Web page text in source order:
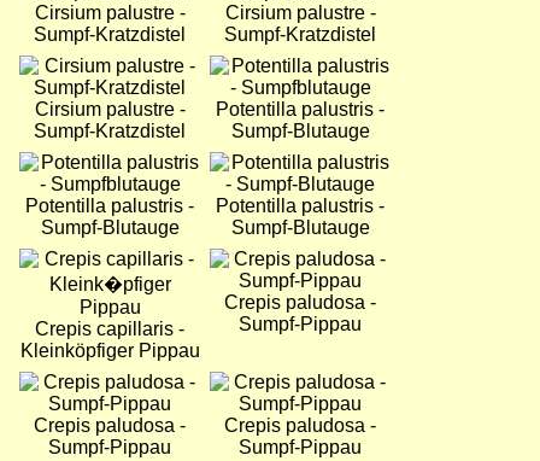
Cirsium palustre -
Sumpf-Kratzdistel
Cirsium palustre -
Sumpf-Kratzdistel
Bild
Cirsium palustre -
Sumpf-Kratzdistel
Bild
Potentilla palustris -
Sumpf-Blutauge
Bild
Potentilla palustris -
Sumpf-Blutauge
Bild
Potentilla palustris -
Sumpf-Blutauge
Bild
Crepis capillaris -
Kleinköpfiger Pippau
Bild
Crepis paludosa -
Sumpf-Pippau
Bild
Crepis paludosa -
Sumpf-Pippau
Bild
Crepis paludosa -
Sumpf-Pippau